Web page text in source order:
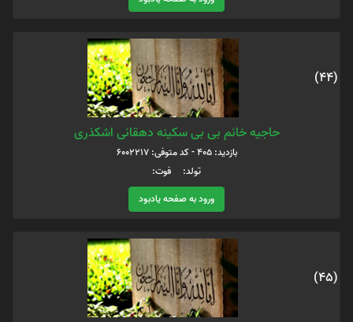
(44)
حاجیه خانم بی بی سکینه دهقانی اشکذری
بازدید: 405 - کد متوفی: 6002217
تولد: فوت:
ورود به صفحه یادبود
(45)